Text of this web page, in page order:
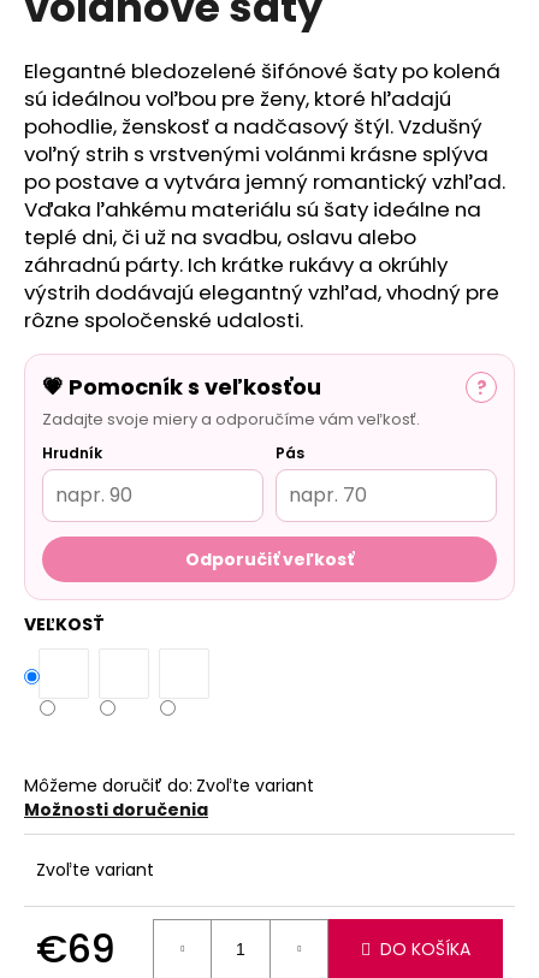
Elegantné bledozelené šifónové šaty po kolená
sú ideálnou voľbou pre ženy, ktoré hľadajú
pohodlie, ženskosť a nadčasový štýl. Vzdušný
voľný strih s vrstvenými volánmi krásne splýva
po postave a vytvára jemný romantický vzhľad.
Vďaka ľahkému materiálu sú šaty ideálne na
teplé dni, či už na svadbu, oslavu alebo
záhradnú párty. Ich krátke rukávy a okrúhly
výstrih dodávajú elegantný vzhľad, vhodný pre
rôzne spoločenské udalosti.
💗 Pomocník s veľkosťou ?
Zadajte svoje miery a odporučíme vám veľkosť.
Hrudník Pás
Odporučiť veľkosť
VEĽKOSŤ
Môžeme doručiť do: Zvoľte variant
Možnosti doručenia
Zvoľte variant
€69 DO KOŠÍKA
a
m
e